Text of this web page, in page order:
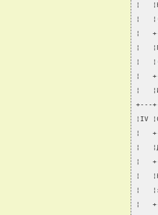
¦
¦
¦
¦
¦
¦
¦
+---
¦IV
¦
¦
¦
¦
¦
¦